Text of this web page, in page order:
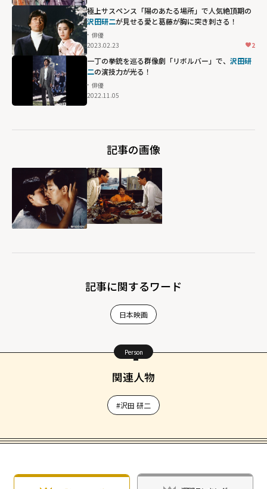
極上サスペンス「陽のあたる場所」で人気絶頂期の
沢田研二が見せる愛と葛藤が胸に突き刺さる！
俳優
2023.02.23
2
一丁の拳銃を巡る群像劇「リボルバー」で、 沢田研
二の演技力が光る！
俳優
2022.11.05
記事の画像
記事に関するワード
日本映画
Person
関連人物
#沢田 研二